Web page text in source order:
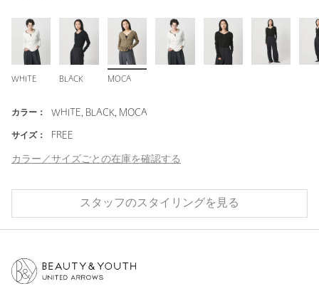
WHITE BLACK MOCA
カラー： WHITE, BLACK, MOCA
サイズ： FREE
カラー／サイズごとの在庫を確認する
スタッフのスタイリングを見る